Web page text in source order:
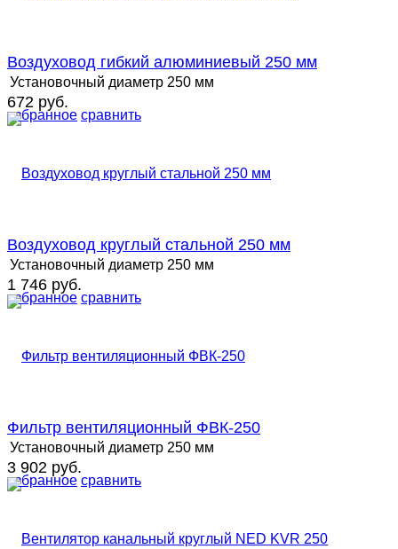
избранное сравнить
Воздуховод гибкий алюминиевый 250 мм
Установочный диаметр 250 мм
672 руб.
избранное сравнить
Воздуховод круглый стальной 250 мм
Установочный диаметр 250 мм
1 746 руб.
избранное сравнить
Фильтр вентиляционный ФВК-250
Установочный диаметр 250 мм
3 902 руб.